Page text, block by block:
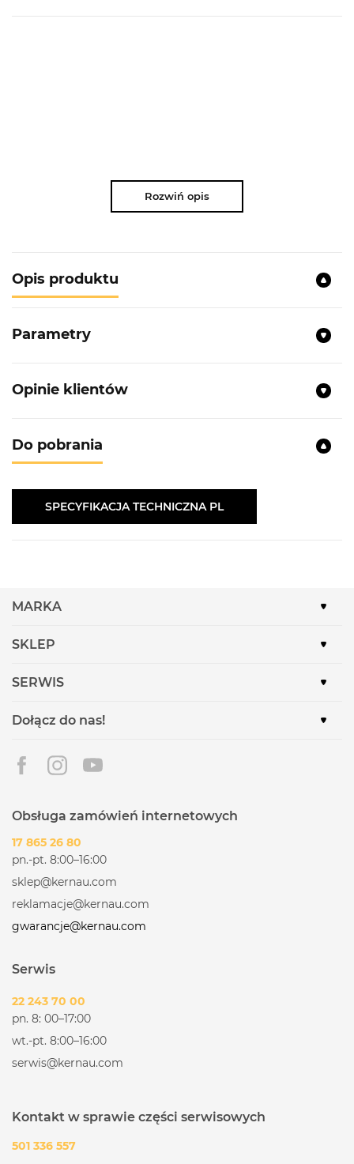
Rozwiń opis
Opis produktu
Parametry
Opinie klientów
Do pobrania
SPECYFIKACJA TECHNICZNA PL
MARKA
SKLEP
SERWIS
Dołącz do nas!
Obsługa zamówień internetowych
17 865 26 80
pn.-pt. 8:00–16:00
sklep@kernau.com
reklamacje@kernau.com
gwarancje@kernau.com
Serwis
22 243 70 00
pn. 8: 00–17:00
wt.-pt. 8:00–16:00
serwis@kernau.com
Kontakt w sprawie części serwisowych
501 336 557